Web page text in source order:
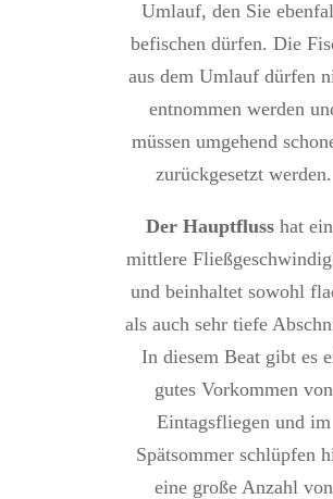
Umlauf, den Sie
befischen dürfen. Die
aus dem Umlauf dürfen
entnommen werden
müssen umgehend
zurückgesetzt werden.
Der Hauptfluss hat
mittlere
und beinhaltet sowohl
als auch sehr tiefe
In diesem Beat gibt es
gutes Vorkommen von
Eintagsfliegen und im
Spätsommer schlüpfen
eine große Anzahl von